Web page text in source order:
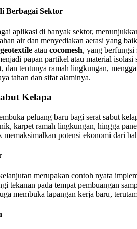
Berbagai Sektor
aplikasi di banyak sektor,
air dan menyediakan aerasi yang
geotextile atau cocomesh, yang berfungsi
papan partikel atau material
tentunya ramah lingkungan,
tahan dan sifat alaminya.
Kelapa
peluang baru bagi serat sabut
karpet ramah lingkungan, hingga
potensi ekonomi dari
merupakan contoh nyata
tekanan pada tempat pembuangan
membuka lapangan kerja baru,